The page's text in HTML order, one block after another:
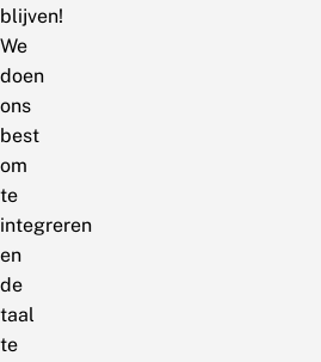
blijven!
We
doen
ons
best
om
te
integreren
en
de
taal
te